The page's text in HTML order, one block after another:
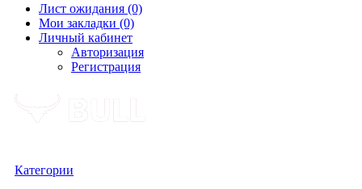
Лист ожидания (0)
Мои закладки (0)
Личный кабинет
Авторизация
Регистрация
Категории